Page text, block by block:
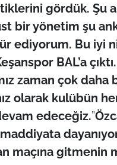
gördük. Şu
bir yönetim şu
ediyorum. Bu iyi
BAL’a
zaman çok
olarak kulübün
edeceğiz.”
maçına gitmenin